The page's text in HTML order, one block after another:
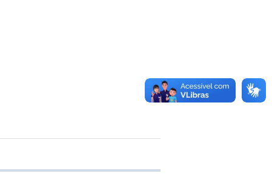
transferência